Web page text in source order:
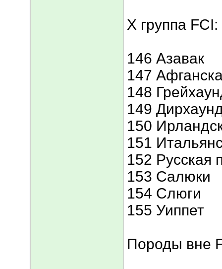
X группа FCI:
146 Азавак
147
148
149
150
151
152 Русская
153 Салюки
154 Слюги
155 Уиппет
Породы вне